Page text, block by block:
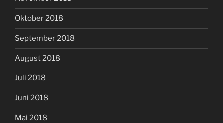
Oktober 2018
September 2018
August 2018
Juli 2018
Juni 2018
Mai 2018